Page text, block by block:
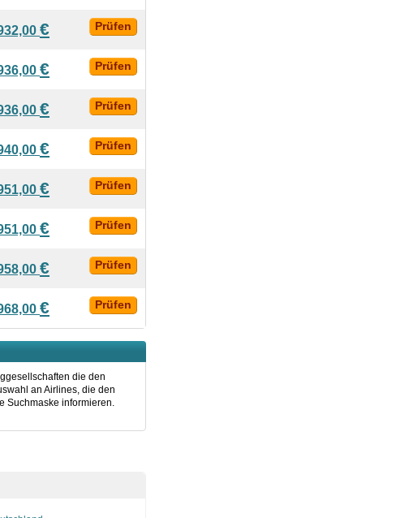
€ Prüfen
€ Prüfen
€ Prüfen
€ Prüfen
€ Prüfen
€ Prüfen
€ Prüfen
€ Prüfen
die den
an Airlines, die den
Suchmaske informieren.